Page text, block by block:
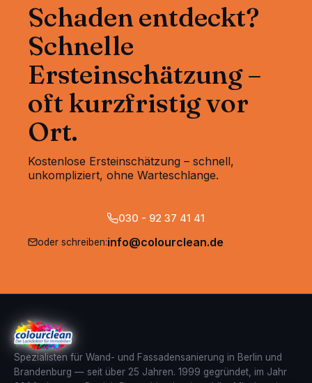
Schaden entdeckt?
Schnelle
Ersteinschätzung –
oft kurzfristig vor
Ort.
Kostenlose Ersteinschätzung – schnell,
unkompliziert, ohne Warteschlange.
030 - 92 37 41 41
oder schreiben:info@colourclean.de
Spezialisten für Wand- und Fassadensanierung in Berlin und
Brandenburg — seit über 25 Jahren. 1999 gegründet, im Jahr